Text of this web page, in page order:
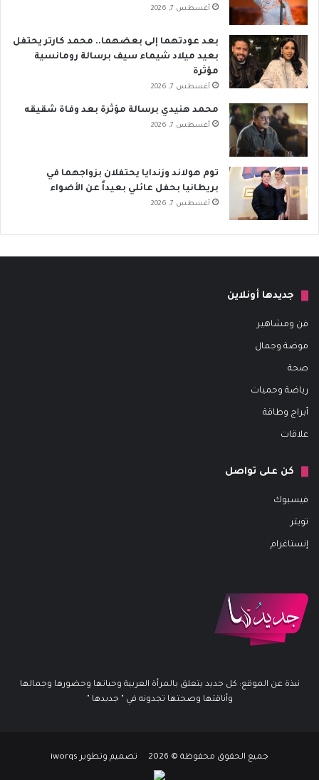
أغسطس 7, 2026
بعد عودتهما إلى بعضهما.. محمد كارتر يحتفل
بعيد ميلاد شيماء سيف برسالة رومانسية
مؤثرة
أغسطس 7, 2026
محمد هنيدي برسالة مؤثرة بعد وفاة شقيقه
أغسطس 7, 2026
توم هولاند وزندايا يحتفلان بزواجهما في
بريطانيا بحفل عائلي بعيداً عن الأضواء
أغسطس 7, 2026
جديدها أونلاين
فن ومشاهير
موضة وجمال
صحة
رياضة وحميات
أبراج وطاقة
علاقات
كن على تواصل
فيسبوك
تويتر
إنستاغرام
نبذة عن الموقع: كل جديد يتعلق بالمرأة العربية وحياتها وحضورها وجمالها
وأناقتها وصحتها تجدونه في " جديدها "
جميع الحقوق محفوظة © 2026 تصميم وتطوير iworqs